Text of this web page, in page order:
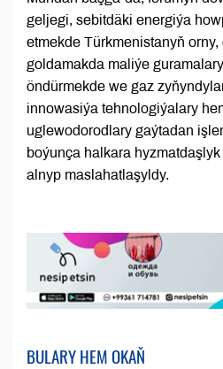
geljegi, sebitdäki energiýa
etmekde Türkmenistanyň
goldamakda maliýe
öndürmekde we gaz
innowasiýa tehnologiýalary
uglewodorodlary gaýtadan
boýunça halkara
alnyp maslahatlaşyldy.
BULARY HEM OKAŇ